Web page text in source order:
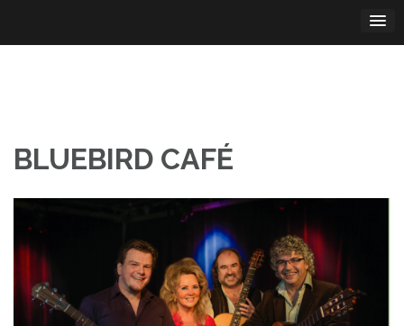
content
BLUEBIRD CAFÉ